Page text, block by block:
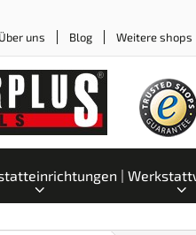
Über uns Blog Weitere shops